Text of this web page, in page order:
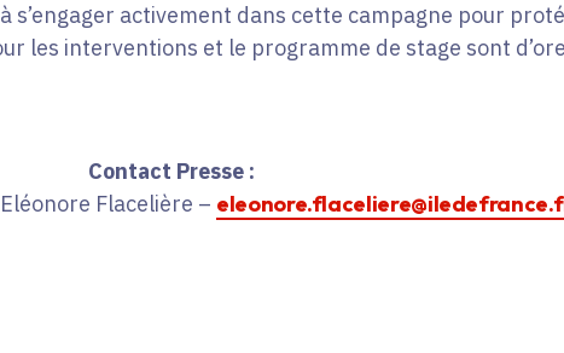
s’engager activement dans cette campagne pour
les interventions et le programme de stage sont
Contact Presse :
Flacelière –